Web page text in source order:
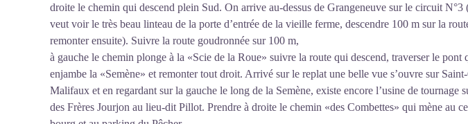
droite le chemin qui descend plein Sud. On arrive au-dessus de Grangeneuve sur le circuit N°3
veut voir le très beau linteau de la porte d’entrée de la vieille ferme, descendre 100 m sur la
remonter ensuite). Suivre la route goudronnée sur 100 m,
à gauche le chemin plonge à la «Scie de la Roue» suivre la route qui descend, traverser le pont
enjambe la «Semène» et remonter tout droit. Arrivé sur le replat une belle vue s’ouvre sur
Malifaux et en regardant sur la gauche le long de la Semène, existe encore l’usine de tournage
des Frères Jourjon au lieu-dit Pillot. Prendre à droite le chemin «des Combettes» qui mène au